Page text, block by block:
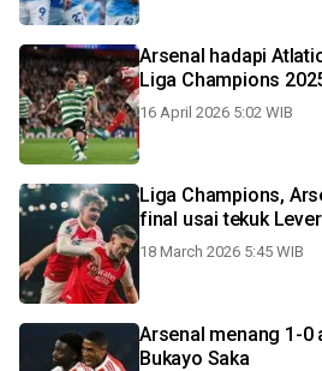
Arsenal hadapi
Liga Champions
16 April 2026 5:02 WIB
Liga Champions,
final usai tekuk
18 March 2026 5:45 WIB
Arsenal menang 1-0
Bukayo Saka